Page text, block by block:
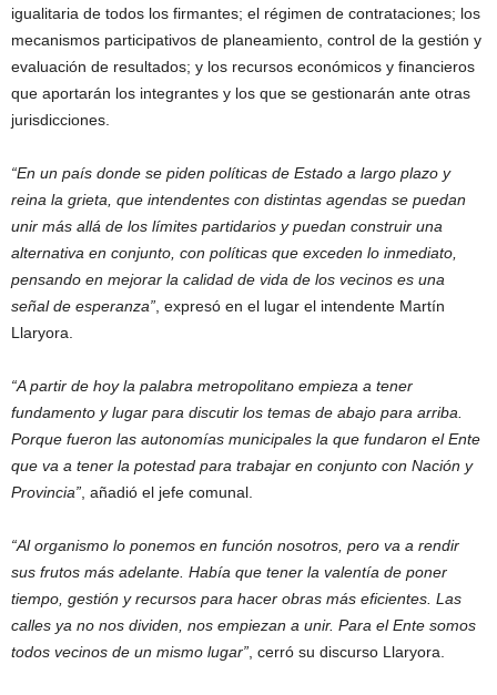
igualitaria de todos los firmantes; el régimen de contrataciones; los
mecanismos participativos de planeamiento, control de la gestión y
evaluación de resultados; y los recursos económicos y financieros
que aportarán los integrantes y los que se gestionarán ante otras
jurisdicciones.
“En un país donde se piden políticas de Estado a largo plazo y
reina la grieta, que intendentes con distintas agendas se puedan
unir más allá de los límites partidarios y puedan construir una
alternativa en conjunto, con políticas que exceden lo inmediato,
pensando en mejorar la calidad de vida de los vecinos es una
señal de esperanza” , expresó en el lugar el intendente Martín
Llaryora.
“A partir de hoy la palabra metropolitano empieza a tener
fundamento y lugar para discutir los temas de abajo para arriba.
Porque fueron las autonomías municipales la que fundaron el Ente
que va a tener la potestad para trabajar en conjunto con Nación y
Provincia” , añadió el jefe comunal.
“Al organismo lo ponemos en función nosotros, pero va a rendir
sus frutos más adelante. Había que tener la valentía de poner
tiempo, gestión y recursos para hacer obras más eficientes. Las
calles ya no nos dividen, nos empiezan a unir. Para el Ente somos
todos vecinos de un mismo lugar” , cerró su discurso Llaryora.